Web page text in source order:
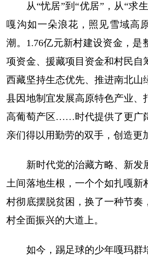
从“忧居”到“优居”，从“求生
嘎沟如一朵浪花，照见雪域高
潮。1.76亿元新村建设资金，是
项资金、援藏项目资金和村民自
西藏坚持生态优先、推进南北山
县因地制宜发展高原特色产业、
高葡萄产区……时代提供了更广
亲们得以用勤劳的双手，创造更
新时代党的治藏方略、新发
土间落地生根，一个个如扎嘎新
村彻底摆脱贫困，换了一种节奏
村全面振兴的大道上。
如今，踢足球的少年嘎玛群